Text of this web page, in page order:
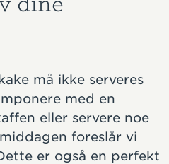
må ikke serveres
med en
eller servere noe
foreslår vi
er også en perfekt